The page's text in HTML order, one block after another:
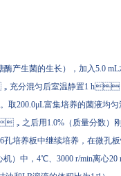
菌的生长），加入5.0 mL
，充分混匀后室温静置1
取200.0μL富集培养的菌液均
之后用1.0%（质量分数）刚
养板中继续培养，在微孔板
，4℃、3000 r/min离